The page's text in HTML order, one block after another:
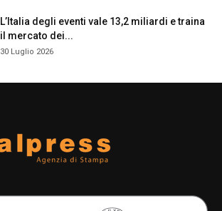
L’Italia degli eventi vale 13,2 miliardi e traina
il mercato dei...
30 Luglio 2026